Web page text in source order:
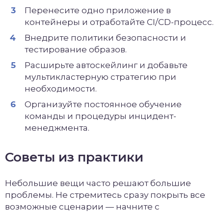
Перенесите одно приложение в
контейнеры и отработайте CI/CD-процесс.
Внедрите политики безопасности и
тестирование образов.
Расширьте автоскейлинг и добавьте
мультикластерную стратегию при
необходимости.
Организуйте постоянное обучение
команды и процедуры инцидент-
менеджмента.
Советы из практики
Небольшие вещи часто решают большие
проблемы. Не стремитесь сразу покрыть все
возможные сценарии — начните с